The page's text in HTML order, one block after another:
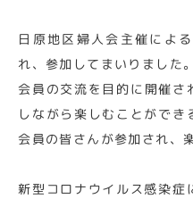
日原地区婦人会主催によ
れ、参加してまいりました。
会員の交流を目的に開催さ
しながら楽しむことがで
会員の皆さんが参加され、
新型コロナウイルス感染症